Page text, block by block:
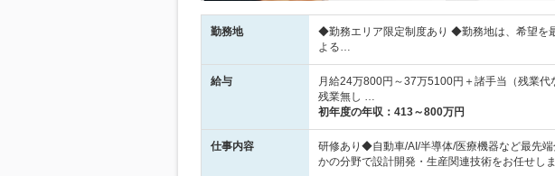
勤務地
◆勤務エリア限定制度あり ◆勤務地は、希望
よる…
給与
月給24万800円～37万5100円＋諸手当（残業
残業無し …
初年度の年収： 413～800万円
仕事内容
研修あり◆自動車/AI/半導体/医療機器など最先
かの分野で設計開発・生産関連技術をお任せし